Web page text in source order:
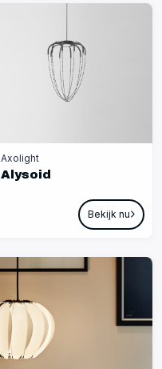
Axolight
Alysoid
Bekijk nu